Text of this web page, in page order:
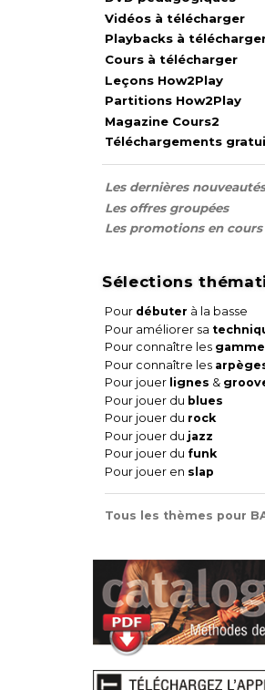
Vidéos à télécharger
Playbacks à
Cours à télécharger
Leçons How2Play
Partitions How2Play
Magazine Cours2
Téléchargements
Les dernières
Les offres groupées
Les promotions en cours
Sélections
Pour débuter à la basse
Pour améliorer sa
Pour connaître les
Pour connaître les
Pour jouer lignes &
Pour jouer du blues
Pour jouer du rock
Pour jouer du jazz
Pour jouer du funk
Pour jouer en slap
Tous les thèmes pour